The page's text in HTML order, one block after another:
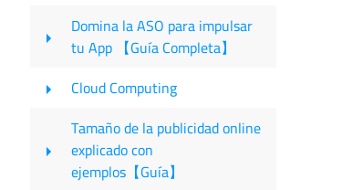
Domina la ASO para impulsar
tu App 【Guía Completa】
Cloud Computing
Tamaño de la publicidad online
explicado con
ejemplos【Guía】